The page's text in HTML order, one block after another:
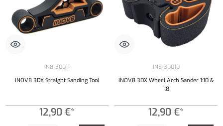
IN8-30011
INOV8 3DX Straight Sanding Tool
12,90 €*
IN8-30010
INOV8 3DX Wheel Arch Sander 1:10 &
1:8
12,90 €*